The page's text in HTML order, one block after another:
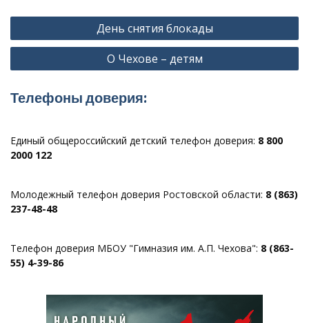
Навигация
по
День снятия блокады
О Чехове – детям
Телефоны доверия:
Единый общероссийский детский телефон доверия: 8 800
2000 122
Молодежный телефон доверия Ростовской области: 8 (863)
237-48-48
Телефон доверия МБОУ "Гимназия им. А.П. Чехова": 8 (863-
55) 4-39-86